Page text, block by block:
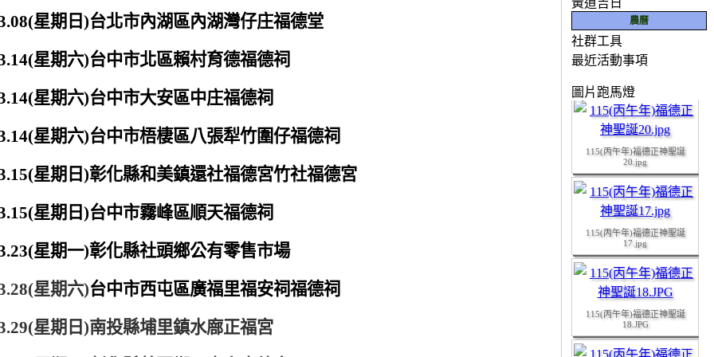
如有任何寶貴意見，
星期日)台北市內湖區內湖灣仔庄福德堂
星期六)台中市北區賴村育德福德祠
星期六)台中市大安區中庄福德祠
星期六)台中市梧棲區八張犁竹圍仔福德祠
星期日)彰化縣和美鎮還社福德宮竹社福德宮
星期日)台中市霧峰區順天福德祠
星期一)彰化縣社頭鄉公有零售市場
星期六)台中市西屯區廣福里福安祠福德祠
星期日)南投縣埔里鎮水廍正福宮
黃道吉日
農曆
社群工具
最近活動事項
圖片跑馬燈
115(丙午年)福德正神聖誕
20.jpg
17.jpg
18.JPG